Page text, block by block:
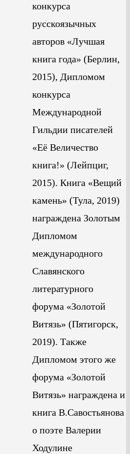
конкурса
русскоязычных
авторов «Лучшая
книга года» (Берлин,
2015), Дипломом
конкурса
Международной
Гильдии писателей
«Её Величество
книга!» (Лейпциг,
2015). Книга «Вещий
камень» (Тула, 2019)
награждена Золотым
Дипломом
международного
Славянского
литературного
форума «Золотой
Витязь» (Пятигорск,
2019). Также
Дипломом этого же
форума «Золотой
Витязь» награждена и
книга В.Савостьянова
о поэте Валерии
Ходулине